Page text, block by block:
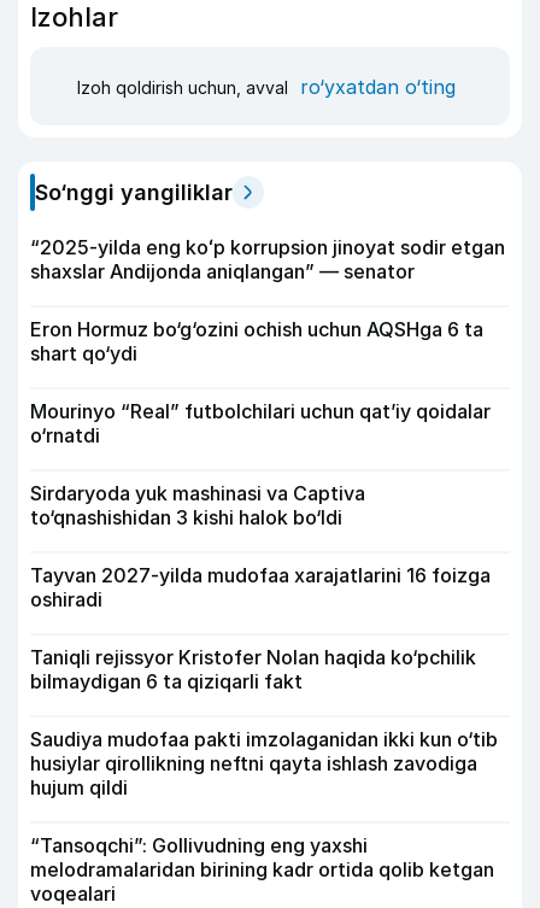
Izohlar
Izoh qoldirish uchun, avval ro‘yxatdan o‘ting
So‘nggi yangiliklar
“2025-yilda eng koʻp korrupsion jinoyat sodir etgan
shaxslar Andijonda aniqlangan” — senator
Eron Hormuz bo‘g‘ozini ochish uchun AQSHga 6 ta
shart qo‘ydi
Mourinyo “Real” futbolchilari uchun qat’iy qoidalar
o‘rnatdi
Sirdaryoda yuk mashinasi va Captiva
to‘qnashishidan 3 kishi halok bo‘ldi
Tayvan 2027-yilda mudofaa xarajatlarini 16 foizga
oshiradi
Taniqli rejissyor Kristofer Nolan haqida ko‘pchilik
bilmaydigan 6 ta qiziqarli fakt
Saudiya mudofaa pakti imzolaganidan ikki kun o‘tib
husiylar qirollikning neftni qayta ishlash zavodiga
hujum qildi
“Tansoqchi”: Gollivudning eng yaxshi
melodramalaridan birining kadr ortida qolib ketgan
voqealari